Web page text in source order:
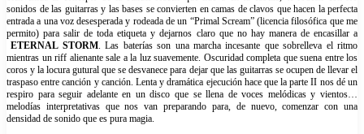
sonidos de las guitarras y las bases se convierten en camas de clavos que hacen la perfecta
entrada a una voz desesperada y rodeada de un “Primal Scream” (licencia filosófica que me
permito) para salir de toda etiqueta y dejarnos claro que no hay manera de encasillar a
ETERNAL STORM. Las baterías son una marcha incesante que sobrelleva el ritmo
mientras un riff alienante sale a la luz suavemente. Oscuridad completa que suena entre los
coros y la locura gutural que se desvanece para dejar que las guitarras se ocupen de llevar el
traspaso entre canción y canción. Lenta y dramática ejecución hace que la parte II nos dé un
respiro para seguir adelante en un disco que se llena de voces melódicas y vientos…
melodías interpretativas que nos van preparando para, de nuevo, comenzar con una
densidad de sonido que es pura magia.